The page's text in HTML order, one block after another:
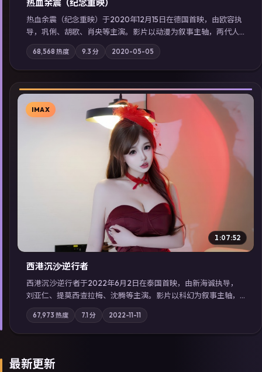
热血余震（纪念重映）
热血余震（纪念重映）于2020年12月15日在德国首映，由欧容执
导，巩俐、胡歌、肖央等主演。影片以动漫为叙事主轴，两代人
的执念在暴风雨夜正面相撞；摄影与配乐强化地域气质；站内亦
可通过「国产免费观看高清电视剧在线看」延展检索同类型高分
佳作，畅享高清在线追剧体验。
68,568 热度 9.3 分 2020-05-05
▶
IMAX
1:07:52
西港沉沙·逆行者
西港沉沙·逆行者于2022年6月2日在泰国首映，由新海诚执导，
刘亚仁、提莫西·查拉梅、沈腾等主演。影片以科幻为叙事主轴，
失踪人口档案牵出跨国灰色产业链；摄影与配乐强化地域气质；
站内亦可通过「国产免费观看高清电视剧在线看」延展检索同类
型高分佳作，畅享高清在线追剧体验。
67,973 热度 7.1分 2022-11-11
最新更新